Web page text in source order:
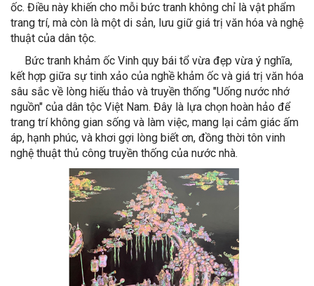
ốc. Điều này khiến cho mỗi bức tranh không chỉ là vật phẩm
trang trí, mà còn là một di sản, lưu giữ giá trị văn hóa và nghệ
thuật của dân tộc.
Bức tranh khảm ốc Vinh quy bái tổ vừa đẹp vừa ý nghĩa,
kết hợp giữa sự tinh xảo của nghề khảm ốc và giá trị văn hóa
sâu sắc về lòng hiếu thảo và truyền thống "Uống nước nhớ
nguồn" của dân tộc Việt Nam. Đây là lựa chọn hoàn hảo để
trang trí không gian sống và làm việc, mang lại cảm giác ấm
áp, hạnh phúc, và khơi gợi lòng biết ơn, đồng thời tôn vinh
nghệ thuật thủ công truyền thống của nước nhà.